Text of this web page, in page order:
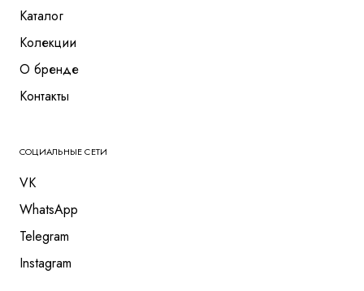
Каталог
Колекции
О бренде
Контакты
СОЦИАЛЬНЫЕ СЕТИ
VK
WhatsApp
Telegram
Instagram